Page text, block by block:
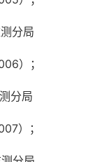
分局
）；
分局
）；